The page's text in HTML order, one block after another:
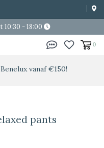
10:30 - 18:00
0
vanaf €150!
pants